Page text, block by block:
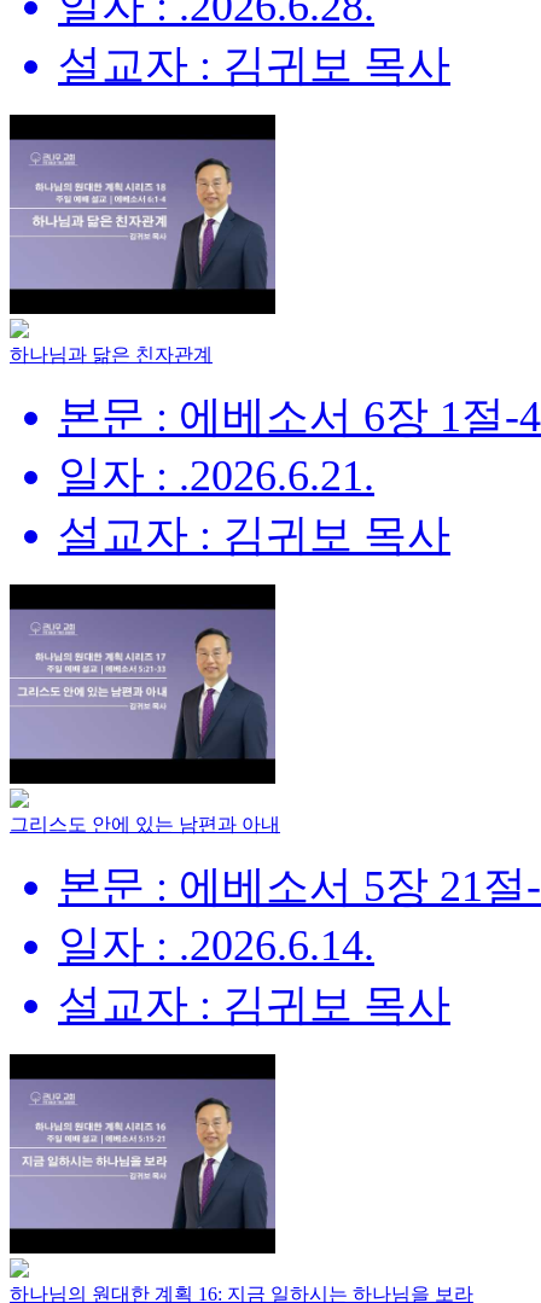
설교자 : 김귀보 목사
하나님과 닮은 친자관계
본문 : 에베소서 6장 1절-
일자 : .2026.6.21.
설교자 : 김귀보 목사
그리스도 안에 있는 남편과 아내
본문 : 에베소서 5장 21절
일자 : .2026.6.14.
설교자 : 김귀보 목사
하나님의 원대한 계획 16: 지금 일하시는 하나님을 보라